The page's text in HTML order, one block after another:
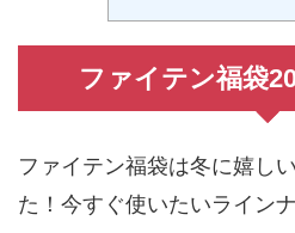
ファイテン福袋
ファイテン福袋は冬に嬉し
た！今すぐ使いたいライン